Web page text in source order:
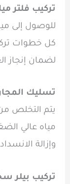
تركيب فلتر
للوصول إلى
كل خطوات
لضمان إنجاز
تسليك
يتم التخلص
مياه عالي
وإزالة
تركيب بيلر